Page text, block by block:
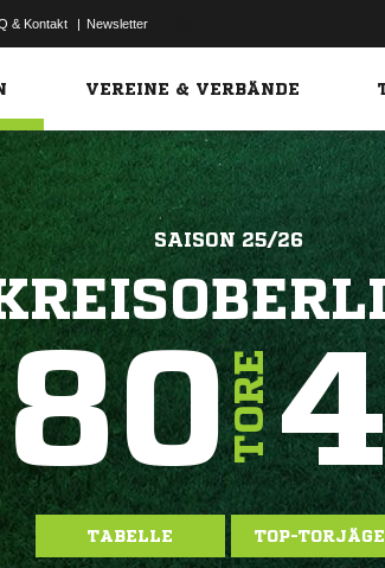
& Kontakt | Newsletter
VEREINE & VERBÄNDE
SAISON 25/26
TORE
TABELLE TOP-